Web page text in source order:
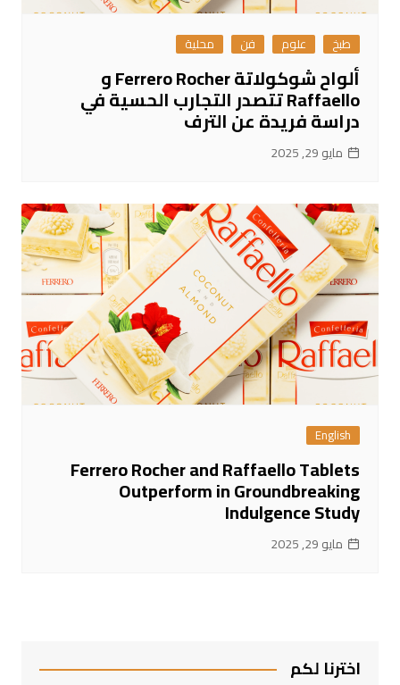
طبخ علوم فن محلية
ألواح شوكولاتة Ferrero Rocher و
Raffaello تتصدر التجارب الحسية في
دراسة فريدة عن الترف
مايو 29, 2025
English
Ferrero Rocher and Raffaello Tablets
Outperform in Groundbreaking
Indulgence Study
مايو 29, 2025
اخترنا لكم